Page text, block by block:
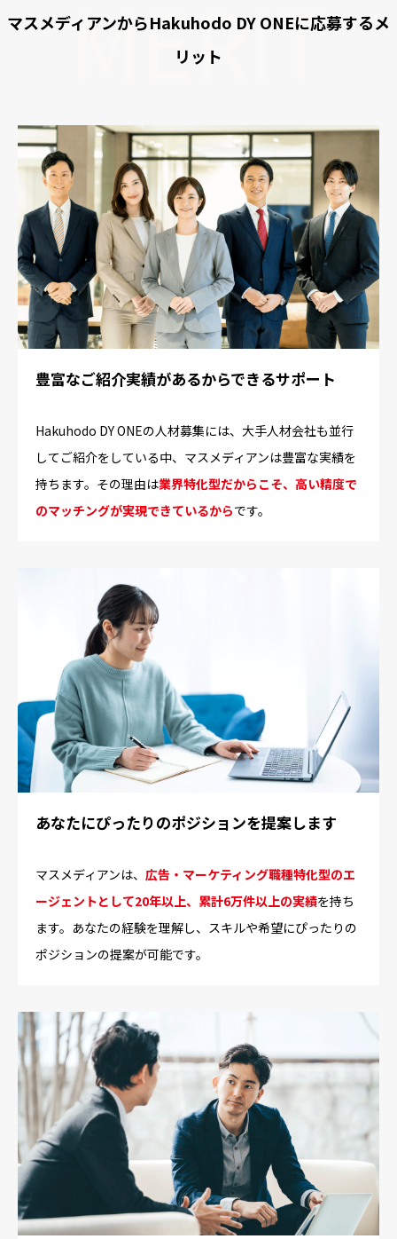
MERIT
マスメディアンからHakuhodo DY ONEに応募するメ
リット
豊富なご紹介実績があるからできるサポート
Hakuhodo DY ONEの人材募集には、大手人材会社も並行
してご紹介をしている中、マスメディアンは豊富な実績を
持ちます。その理由は業界特化型だからこそ、高い精度で
のマッチングが実現できているからです。
あなたにぴったりのポジションを提案します
マスメディアンは、 広告・マーケティング職種特化型のエ
ージェントとして20年以上、累計6万件以上の実績を持ち
ます。あなたの経験を理解し、スキルや希望にぴったりの
ポジションの提案が可能です。